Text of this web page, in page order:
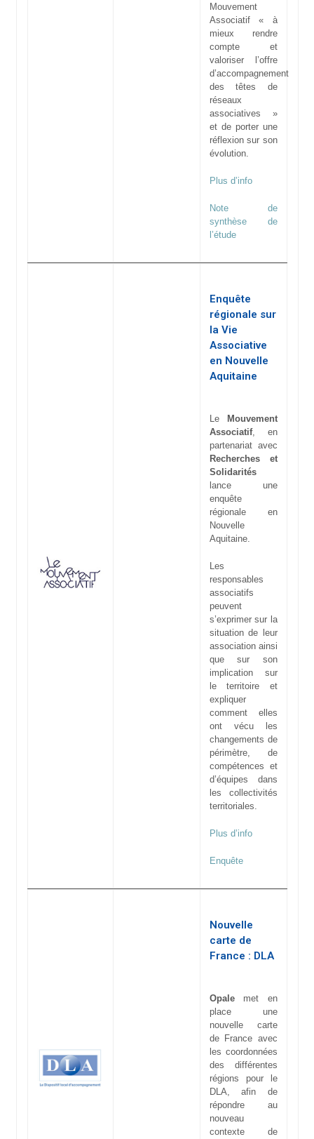
Mouvement
Associatif « à
mieux rendre
compte et
valoriser l’offre
d’accompagnement
des têtes de
réseaux
associatives »
et de porter une
réflexion sur son
évolution.
Plus d’info
Note de
synthèse de
l’étude
Enquête
régionale sur
la Vie
Associative
en Nouvelle
Aquitaine
Le
Mouvement
Associatif, en
partenariat avec
Recherches et
Solidarités
lance une
enquête
régionale en
Nouvelle
Aquitaine.
Les
responsables
associatifs
peuvent
s’exprimer sur la
situation de leur
association ainsi
que sur son
implication sur
le territoire et
expliquer
comment elles
ont vécu les
changements de
périmètre, de
compétences et
d’équipes dans
les collectivités
territoriales.
Plus d’info
Enquête
Nouvelle
carte de
France : DLA
Opale met en
place une
nouvelle carte
de France avec
les coordonnées
des différentes
régions pour le
DLA, afin de
répondre au
nouveau
contexte de